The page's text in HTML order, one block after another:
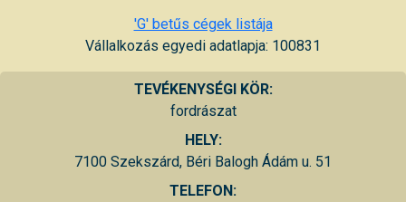
'G' betűs cégek listája
Vállalkozás egyedi adatlapja: 100831
TEVÉKENYSÉGI KÖR:
fordrászat
HELY:
7100 Szekszárd, Béri Balogh Ádám u. 51
TELEFON: